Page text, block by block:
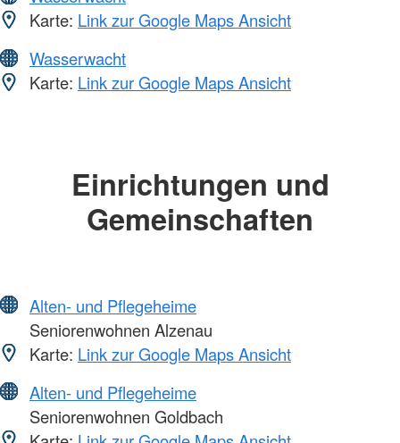
Karte: Link zur Google Maps Ansicht
Wasserwacht
Karte: Link zur Google Maps Ansicht
Einrichtungen und
Gemeinschaften
Alten- und Pflegeheime
Seniorenwohnen Alzenau
Karte: Link zur Google Maps Ansicht
Alten- und Pflegeheime
Seniorenwohnen Goldbach